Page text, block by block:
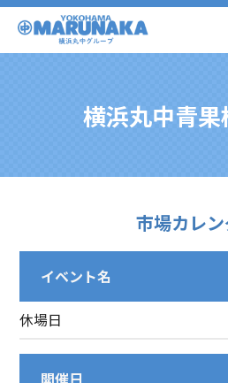
横浜丸中青
市場カレ
イベント名
休場日
開催日